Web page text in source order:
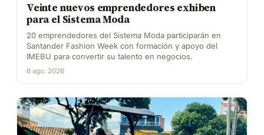
Veinte nuevos emprendedores exhiben
para el Sistema Moda
20 emprendedores del Sistema Moda participarán en
Santander Fashion Week con formación y apoyo del
IMEBU para convertir su talento en negocios.
6 ago. 2026